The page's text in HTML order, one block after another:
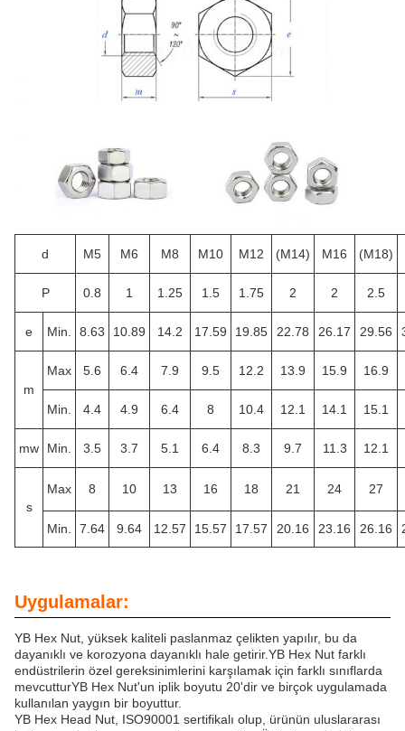
d M5 M6 M8 M10 M12 (M14) M16 (M18)
P 0.8 1 1.25 1.5 1.75 2 2 2.5
e Min. 8.63 10.89 14.2 17.59 19.85 22.78 26.17 29.56
m
Max 5.6 6.4 7.9 9.5 12.2 13.9 15.9 16.9
Min. 4.4 4.9 6.4 8 10.4 12.1 14.1 15.1
mw Min. 3.5 3.7 5.1 6.4 8.3 9.7 11.3 12.1
s
Max 8 10 13 16 18 21 24 27
Min. 7.64 9.64 12.57 15.57 17.57 20.16 23.16 26.16
Uygulamalar:
YB Hex Nut, yüksek kaliteli paslanmaz çelikten yapılır, bu da
dayanıklı ve korozyona dayanıklı hale getirir.YB Hex Nut farklı
endüstrilerin özel gereksinimlerini karşılamak için farklı sınıflarda
mevcutturYB Hex Nut'un iplik boyutu 20'dir ve birçok uygulamada
kullanılan yaygın bir boyuttur.
YB Hex Head Nut, ISO90001 sertifikalı olup, ürünün uluslararası